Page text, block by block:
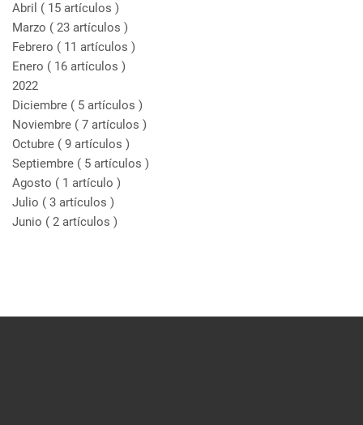
Abril ( 15 artículos )
Marzo ( 23 artículos )
Febrero ( 11 artículos )
Enero ( 16 artículos )
2022
Diciembre ( 5 artículos )
Noviembre ( 7 artículos )
Octubre ( 9 artículos )
Septiembre ( 5 artículos )
Agosto ( 1 artículo )
Julio ( 3 artículos )
Junio ( 2 artículos )